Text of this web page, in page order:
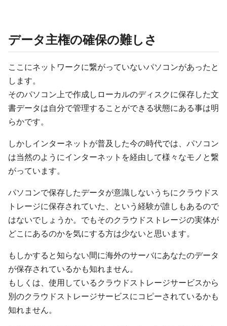
データ主権の確保の難しさ
ここにネットワークに繋がっていないパソコンがあったと
します。
そのパソコン上で作成しローカルのディスクに保存した文
書データは自分で管理することができる状態にある事は明
らかです。
しかしインターネットが普及した今の時代では、パソコン
は当然のようにインターネットを経由して様々なモノと繋
がっています。
パソコンで保存したデータが意識しないうちにクラウドス
トレージに保存されていた、という経験が誰しもあるので
はないでしょうか。でもそのクラウドストレージの実体が
どこにあるのかを気にする方は少ないと思います。
もしかすると知らない間に海外のサーバにあなたのデータ
が保存されているかも知れません。
もしくは、使用しているクラウドストレージサービスから
別のクラウドストレージサービスにコピーされているかも
知れません。